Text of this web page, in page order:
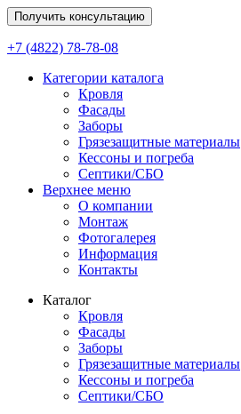
Получить консультацию
+7 (4822) 78-78-08
Категории каталога
Кровля
Фасады
Заборы
Грязезащитные материалы
Кессоны и погреба
Септики/СБО
Верхнее меню
О компании
Монтаж
Фотогалерея
Информация
Контакты
Каталог
Кровля
Фасады
Заборы
Грязезащитные материалы
Кессоны и погреба
Септики/СБО